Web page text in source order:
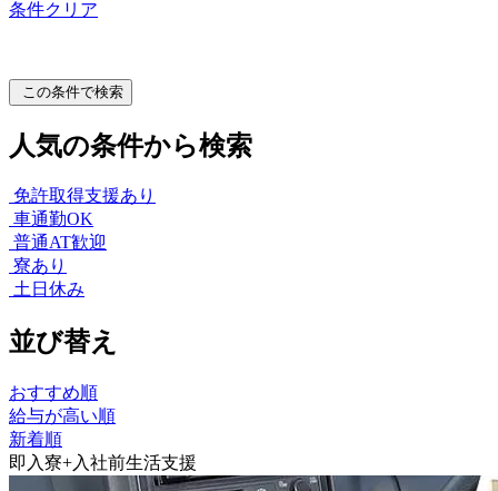
条件クリア
この条件で検索
人気の条件から検索
免許取得支援あり
車通勤OK
普通AT歓迎
寮あり
土日休み
並び替え
おすすめ順
給与が高い順
新着順
即入寮+入社前生活支援